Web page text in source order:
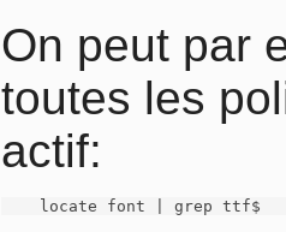
On peut par
toutes les
actif:
    locate font | grep ttf$